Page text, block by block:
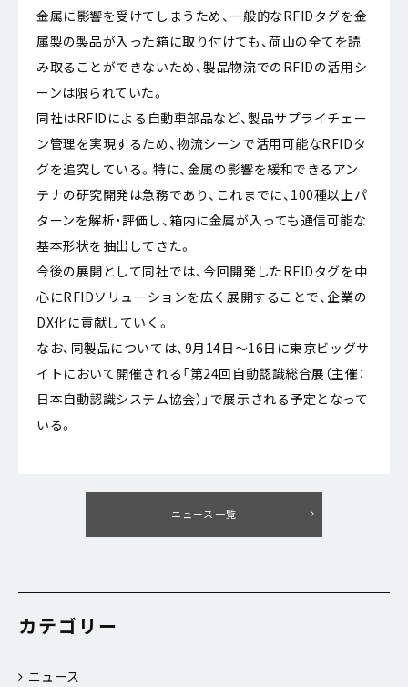
金属に影響を受けてしまうため、一般的なRFIDタグを金
属製の製品が入った箱に取り付けても、荷山の全てを読
み取ることができないため、製品物流でのRFIDの活用シ
ーンは限られていた。
同社はRFIDによる自動車部品など、製品サプライチェー
ン管理を実現するため、物流シーンで活用可能なRFIDタ
グを追究している。特に、金属の影響を緩和できるアン
テナの研究開発は急務であり、これまでに、100種以上パ
ターンを解析・評価し、箱内に金属が入っても通信可能な
基本形状を抽出してきた。
今後の展開として同社では、今回開発したRFIDタグを中
心にRFIDソリューションを広く展開することで、企業の
DX化に貢献していく。
なお、同製品については、9月14日～16日に東京ビッグサ
イトにおいて開催される「第24回自動認識総合展（主催：
日本自動認識システム協会）」で展示される予定となって
いる。
ニュース一覧
カテゴリー
ニュース